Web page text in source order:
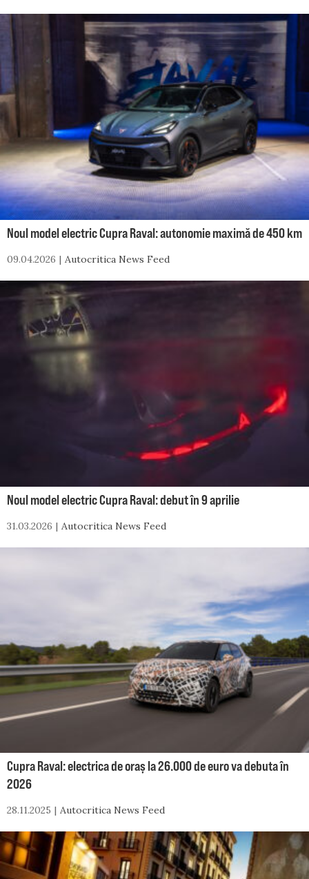
Noul model electric Cupra Raval: autonomie maximă de 450 km
09.04.2026 Autocritica News Feed
Noul model electric Cupra Raval: debut în 9 aprilie
31.03.2026 Autocritica News Feed
Cupra Raval: electrica de oraș la 26.000 de euro va debuta în
2026
28.11.2025 Autocritica News Feed